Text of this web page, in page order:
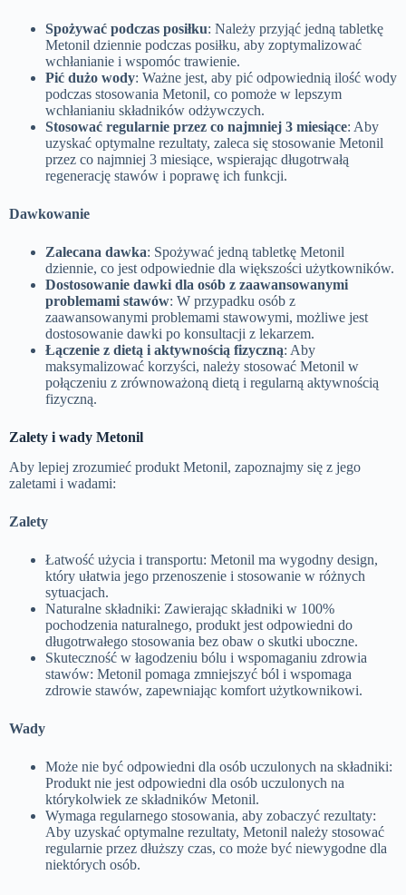
Spożywać podczas posiłku: Należy przyjąć jedną tabletkę
Metonil dziennie podczas posiłku, aby zoptymalizować
wchłanianie i wspomóc trawienie.
Pić dużo wody: Ważne jest, aby pić odpowiednią ilość wody
podczas stosowania Metonil, co pomoże w lepszym
wchłanianiu składników odżywczych.
Stosować regularnie przez co najmniej 3 miesiące: Aby
uzyskać optymalne rezultaty, zaleca się stosowanie Metonil
przez co najmniej 3 miesiące, wspierając długotrwałą
regenerację stawów i poprawę ich funkcji.
Dawkowanie
Zalecana dawka: Spożywać jedną tabletkę Metonil
dziennie, co jest odpowiednie dla większości użytkowników.
Dostosowanie dawki dla osób z zaawansowanymi
problemami stawów: W przypadku osób z
zaawansowanymi problemami stawowymi, możliwe jest
dostosowanie dawki po konsultacji z lekarzem.
Łączenie z dietą i aktywnością fizyczną: Aby
maksymalizować korzyści, należy stosować Metonil w
połączeniu z zrównoważoną dietą i regularną aktywnością
fizyczną.
Zalety i wady Metonil
Aby lepiej zrozumieć produkt Metonil, zapoznajmy się z jego
zaletami i wadami:
Zalety
Łatwość użycia i transportu: Metonil ma wygodny design,
który ułatwia jego przenoszenie i stosowanie w różnych
sytuacjach.
Naturalne składniki: Zawierając składniki w 100%
pochodzenia naturalnego, produkt jest odpowiedni do
długotrwałego stosowania bez obaw o skutki uboczne.
Skuteczność w łagodzeniu bólu i wspomaganiu zdrowia
stawów: Metonil pomaga zmniejszyć ból i wspomaga
zdrowie stawów, zapewniając komfort użytkownikowi.
Wady
Może nie być odpowiedni dla osób uczulonych na składniki:
Produkt nie jest odpowiedni dla osób uczulonych na
którykolwiek ze składników Metonil.
Wymaga regularnego stosowania, aby zobaczyć rezultaty:
Aby uzyskać optymalne rezultaty, Metonil należy stosować
regularnie przez dłuższy czas, co może być niewygodne dla
niektórych osób.